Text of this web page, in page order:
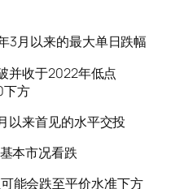
3月以来的最大单日跌幅
并收于2022年低点
下方
以来首见的水平交投
本市况看跌
能会跌至平价水准下方